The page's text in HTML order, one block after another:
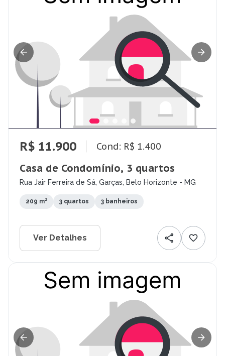
R$ 11.900 Cond: R$ 1.400
Casa de Condomínio, 3 quartos
Rua Jair Ferreira de Sá, Garças, Belo Horizonte - MG
209 m² 3 quartos 3 banheiros
Ver Detalhes